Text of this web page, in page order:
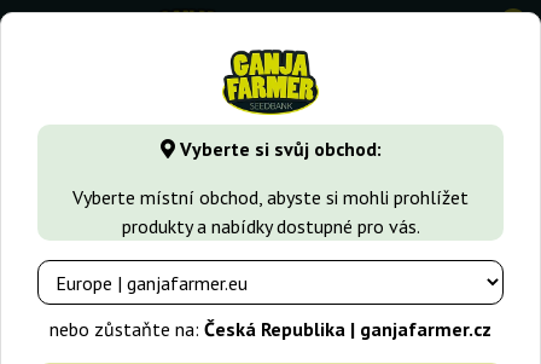
Vyberte si svůj obchod:
Vyberte místní obchod, abyste si mohli prohlížet
produkty a nabídky dostupné pro vás.
nebo zůstaňte na: Česká Republika | ganjafarmer.cz
0
GanjaFarmer.cz Druhy Marihuany Moby Dick
Moby Dick semena
Filtry Třídění